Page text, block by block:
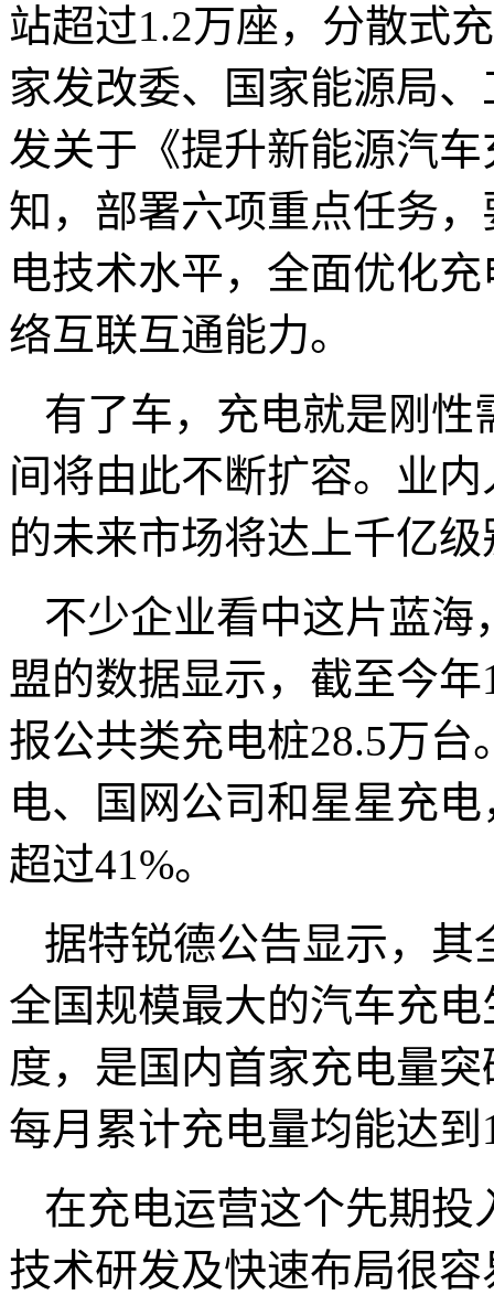
站超过1.2万座，分散式
家发改委、国家能源局
发关于《提升新能源汽
知，部署六项重点任务
电技术水平，全面优化
络互联互通能力。
有了车，充电就是刚性
间将由此不断扩容。业
的未来市场将达上千亿级
不少企业看中这片蓝
盟的数据显示，截至今
报公共类充电桩28.5万
电、国网公司和星星充
超过41%。
据特锐德公告显示，其
全国规模最大的汽车充
度，是国内首家充电量
每月累计充电量均能达到
在充电运营这个先期投
技术研发及快速布局很